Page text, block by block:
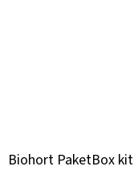
Biohort PaketBox kit